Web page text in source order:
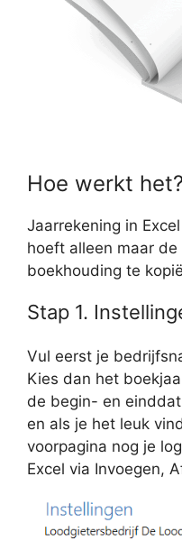
Hoe werkt het?
Jaarrekening in
hoeft alleen maar
boekhouding te
Stap 1.
Vul eerst je
Kies dan het
de begin- en
en als je het leuk
voorpagina nog je
Excel via Invoegen,